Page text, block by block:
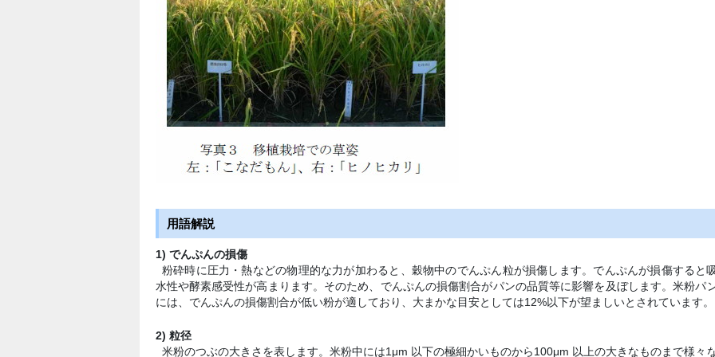
用語解説
1) でんぷんの損傷
粉砕時に圧力・熱などの物理的な力が加わると、穀物中のでんぷん粒が損傷します。でんぷんが損傷すると吸
水性や酵素感受性が高まります。そのため、でんぷんの損傷割合がパンの品質等に影響を及ぼします。米粉パ
には、でんぷんの損傷割合が低い粉が適しており、大まかな目安としては12%以下が望ましいとされています。
2) 粒径
米粉のつぶの大きさを表します。米粉中には1μm 以下の極細かいものから100μm 以上の大きなものまで様々